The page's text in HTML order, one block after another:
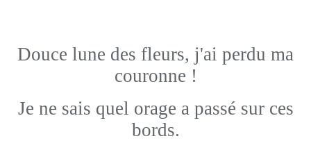
Douce lune des fleurs, j'ai perdu ma
couronne !
Je ne sais quel orage a passé sur ces
bords.